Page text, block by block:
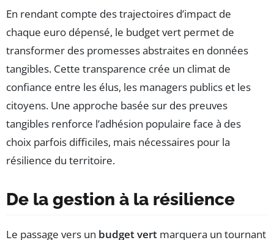
En rendant compte des trajectoires d’impact de
chaque euro dépensé, le budget vert permet de
transformer des promesses abstraites en données
tangibles. Cette transparence crée un climat de
confiance entre les élus, les managers publics et les
citoyens. Une approche basée sur des preuves
tangibles renforce l’adhésion populaire face à des
choix parfois difficiles, mais nécessaires pour la
résilience du territoire.
De la gestion à la résilience
Le passage vers un budget vert marquera un tournant